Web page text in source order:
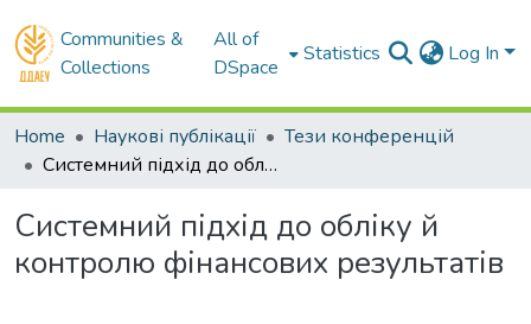
Communities &
Collections
All of
DSpace
Statistics Log In
Home Наукові публікації
Тези конференцій
Системний підхід до обліку й контролю фінансових результатів
Системний підхід до обліку й
контролю фінансових результатів